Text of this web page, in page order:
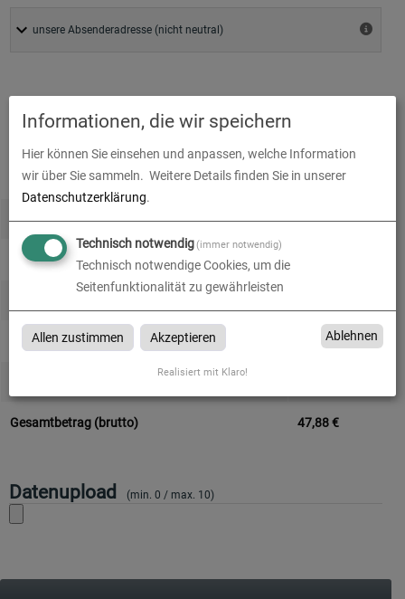
Alle Preise im Überblick
Produkt-Konfiguration 40,24€
Druckdaten überprüfen 0,00€
Produktion und Versand
Gesamtbetrag (netto) 40,24€
Gesamtbetrag (brutto) 47,88€
Datenupload (min. 0 / max. 10)
Informationen, die wir speichern
Hier können Sie einsehen und anpassen, welche Information
wir über Sie sammeln. Weitere Details finden Sie in unserer
Datenschutzerklärung.
Technisch notwendig(immer notwendig)
Technisch notwendige Cookies, um die
Seitenfunktionalität zu gewährleisten
Allen zustimmen Akzeptieren Ablehnen
Realisiert mit Klaro!